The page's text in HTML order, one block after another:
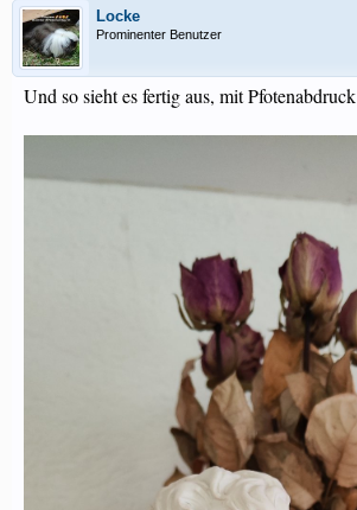
Locke
Prominenter Benutzer
Und so sieht es fertig aus, mit Pfotenabdruck